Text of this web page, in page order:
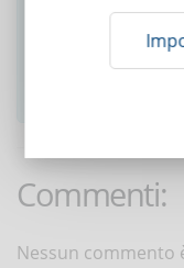
newsletter
Commenti:
Nessun commento